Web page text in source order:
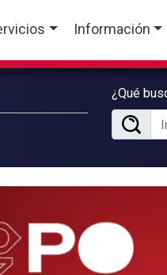
Información
¿Qué